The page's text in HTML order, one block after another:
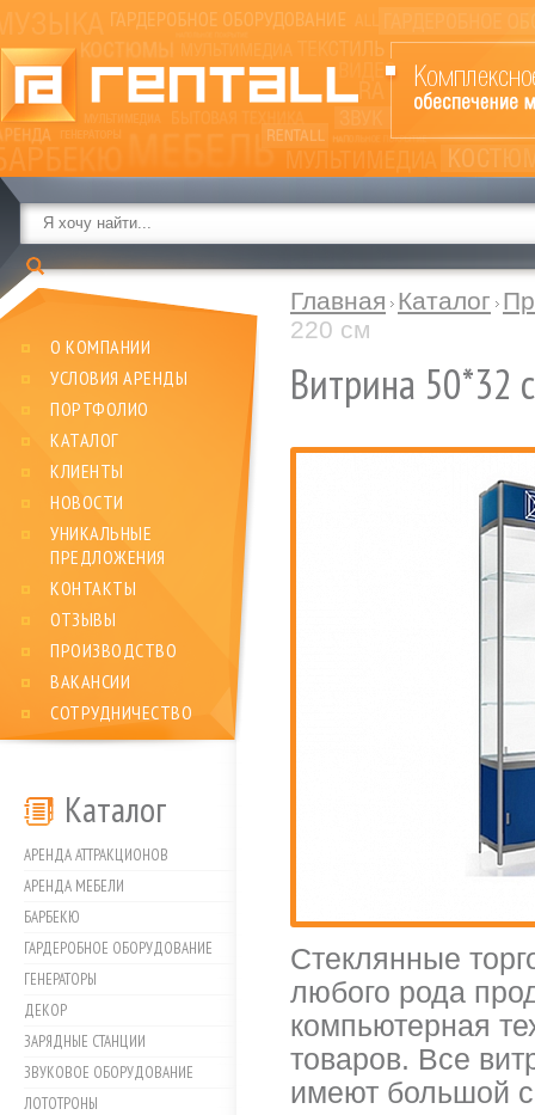
О КОМПАНИИ
УСЛОВИЯ АРЕНДЫ
ПОРТФОЛИО
КАТАЛОГ
КЛИЕНТЫ
НОВОСТИ
УНИКАЛЬНЫЕ
ПРЕДЛОЖЕНИЯ
КОНТАКТЫ
ОТЗЫВЫ
ПРОИЗВОДСТВО
ВАКАНСИИ
СОТРУДНИЧЕСТВО
Каталог
АРЕНДА АТТРАКЦИОНОВ
АРЕНДА МЕБЕЛИ
БАРБЕКЮ
ГАРДЕРОБНОЕ ОБОРУДОВАНИЕ
ГЕНЕРАТОРЫ
ДЕКОР
ЗАРЯДНЫЕ СТАНЦИИ
ЗВУКОВОЕ ОБОРУДОВАНИЕ
ЛОТОТРОНЫ
Главная Каталог
220 см
Витрина 50*32
Стеклянные
любого рода
компьютерная
товаров. Все
имеют большой